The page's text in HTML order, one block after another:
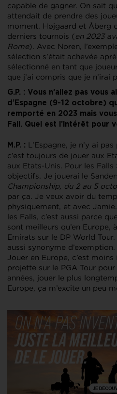
capable de gagner. On sait
attendait de prendre des
moment. Højgaard et Åberg
derniers tournois (en 2023
Rome). Avec Noren,
sélection s’était achevée
sélectionné en tant que
que j’ai compris que je n’irai
G.P. : Vous n’allez pas vous
d’Espagne (9-12 octobre)
remporté en 2023 mais
Fall. Quel est l’intérêt pour
M.P. : L’Espagne, je n’y ai
c’est toujours de jouer aux
aux Etats-Unis. Pour les Falls
objectifs. Je jouerai le
Championship, du 2 au 5
par ça. Je veux avoir du
physiquement, et avec
les Falls, c’est aussi parce
sont meilleurs qu’en Europe,
Emirats sur le DP World Tour.
aussi synonyme
Jouer en Europe, c’est
projette sur le PGA Tour
années, jouer le plus
Europe, ça m’excite un peu